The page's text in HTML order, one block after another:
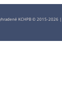
KCHPB © 2015-2026 |